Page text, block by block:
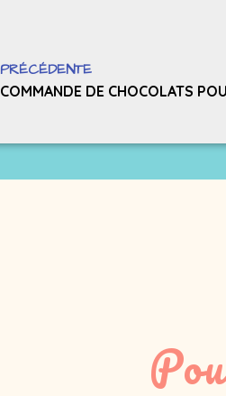
PRÉCÉDENTE
COMMANDE DE CHOCOLATS